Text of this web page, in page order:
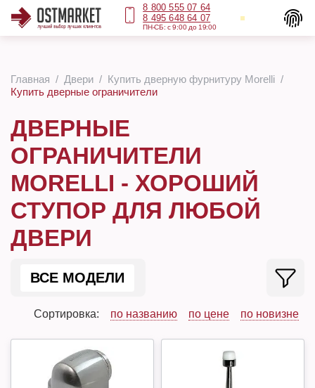
8 800 555 07 64
8 495 648 64 07
ПН-СБ: с 9:00 до 19:00
Главная Двери
Купить дверную фурнитуру Morelli
Купить дверные ограничители
ДВЕРНЫЕ
ОГРАНИЧИТЕЛИ
MORELLI - ХОРОШИЙ
СТУПОР ДЛЯ ЛЮБОЙ
ДВЕРИ
ВСЕ МОДЕЛИ
Сортировка: по названию по цене по новизне